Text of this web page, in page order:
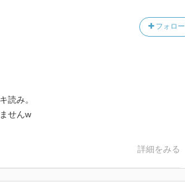
フォロー
読み。
せんw
詳細をみる